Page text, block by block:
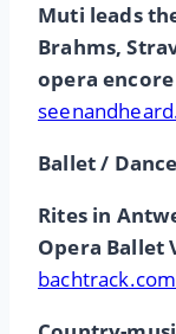
Muti leads
Brahms,
opera encore
Ballet / Dance
Rites in
Opera Ballet